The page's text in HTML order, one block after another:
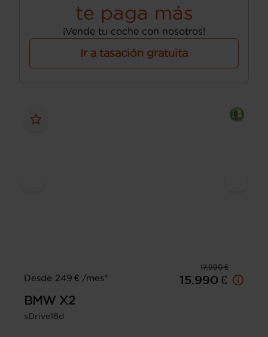
te paga más
¡Vende tu coche con nosotros!
Ir a tasación gratuita
17.990 €
Desde 249 € /mes*
15.990 €
BMW X2
sDrive18d